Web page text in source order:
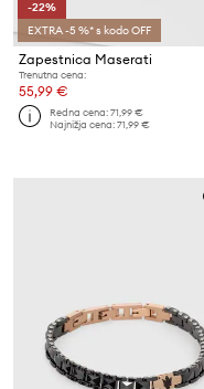
-22%
EXTRA -5 %* s kodo OFF
Zapestnica Maserati
Trenutna cena:
55,99 €
Redna cena:71,99 €
Najnižja cena:71,99 €